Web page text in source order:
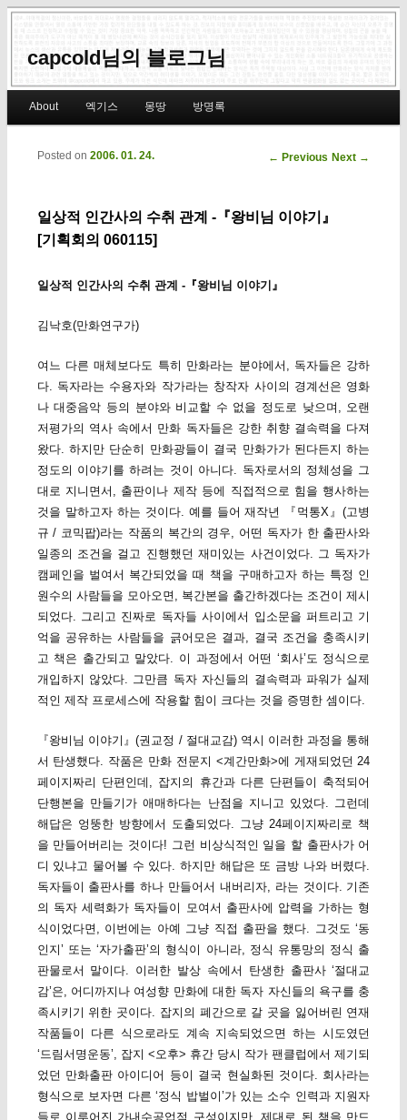
capcold님의 블로그님
Skip to primary content
Skip to secondary content
About 엑기스 몽땅 방명록
Post navigation
← Previous Next →
일상적 인간사의 수취 관계 -『왕비님 이야기』
[기획회의 060115]
Posted on 2006. 01. 24.
일상적 인간사의 수취 관계 -『왕비님 이야기』
김낙호(만화연구가)
여느 다른 매체보다도 특히 만화라는 분야에서, 독자들은 강하
다. 독자라는 수용자와 작가라는 창작자 사이의 경계선은 영화
나 대중음악 등의 분야와 비교할 수 없을 정도로 낮으며, 오랜
저평가의 역사 속에서 만화 독자들은 강한 취향 결속력을 다져
왔다. 하지만 단순히 만화광들이 결국 만화가가 된다든지 하는
정도의 이야기를 하려는 것이 아니다. 독자로서의 정체성을 그
대로 지니면서, 출판이나 제작 등에 직접적으로 힘을 행사하는
것을 말하고자 하는 것이다. 예를 들어 재작년 『먹통X』(고병
규 / 코믹팝)라는 작품의 복간의 경우, 어떤 독자가 한 출판사와
일종의 조건을 걸고 진행했던 재미있는 사건이었다. 그 독자가
캠페인을 벌여서 복간되었을 때 책을 구매하고자 하는 특정 인
원수의 사람들을 모아오면, 복간본을 출간하겠다는 조건이 제시
되었다. 그리고 진짜로 독자들 사이에서 입소문을 퍼트리고 기
억을 공유하는 사람들을 긁어모은 결과, 결국 조건을 충족시키
고 책은 출간되고 말았다. 이 과정에서 어떤 ‘회사’도 정식으로
개입하지 않았다. 그만큼 독자 자신들의 결속력과 파워가 실제
적인 제작 프로세스에 작용할 힘이 크다는 것을 증명한 셈이다.
『왕비님 이야기』(권교정 / 절대교감) 역시 이러한 과정을 통해
서 탄생했다. 작품은 만화 전문지 <계간만화>에 게재되었던 24
페이지짜리 단편인데, 잡지의 휴간과 다른 단편들이 축적되어
단행본을 만들기가 애매하다는 난점을 지니고 있었다. 그런데
해답은 엉뚱한 방향에서 도출되었다. 그냥 24페이지짜리로 책
을 만들어버리는 것이다! 그런 비상식적인 일을 할 출판사가 어
디 있냐고 물어볼 수 있다. 하지만 해답은 또 금방 나와 버렸다.
독자들이 출판사를 하나 만들어서 내버리자, 라는 것이다. 기존
의 독자 세력화가 독자들이 모여서 출판사에 압력을 가하는 형
식이었다면, 이번에는 아예 그냥 직접 출판을 했다. 그것도 ‘동
인지’ 또는 ‘자가출판’의 형식이 아니라, 정식 유통망의 정식 출
판물로서 말이다. 이러한 발상 속에서 탄생한 출판사 ‘절대교
감’은, 어디까지나 여성향 만화에 대한 독자 자신들의 욕구를 충
족시키기 위한 곳이다. 잡지의 폐간으로 갈 곳을 잃어버린 연재
작품들이 다른 식으로라도 계속 지속되었으면 하는 시도였던
‘드림서명운동’, 잡지 <오후> 휴간 당시 작가 팬클럽에서 제기되
었던 만화출판 아이디어 등이 결국 현실화된 것이다. 회사라는
형식으로 보자면 다른 ‘정식 밥벌이’가 있는 소수 인력과 지원자
들로 이루어진 가내수공업적 구성이지만, 제대로 된 책을 만드